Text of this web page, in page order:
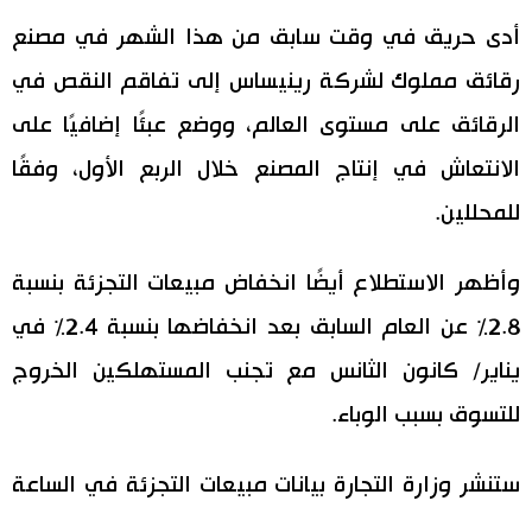
أدى حريق في وقت سابق من هذا الشهر في مصنع
رقائق مملوك لشركة رينيساس إلى تفاقم النقص في
الرقائق على مستوى العالم، ووضع عبئًا إضافيًا على
الانتعاش في إنتاج المصنع خلال الربع الأول، وفقًا
للمحللين.
وأظهر الاستطلاع أيضًا انخفاض مبيعات التجزئة بنسبة
2.8٪ عن العام السابق بعد انخفاضها بنسبة 2.4٪ في
يناير/ كانون الثانس مع تجنب المستهلكين الخروج
للتسوق بسبب الوباء.
ستنشر وزارة التجارة بيانات مبيعات التجزئة في الساعة